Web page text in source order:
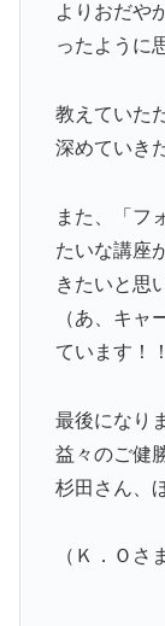
よりおだや
ったように
教えていた
深めていき
また、「フ
たいな講座
きたいと思
（あ、キャ
ています！
最後になり
益々のご健
杉田さん、
（Ｋ．Ｏさ